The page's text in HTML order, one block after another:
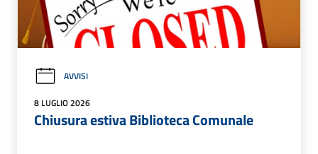
AVVISI
8 LUGLIO 2026
Chiusura estiva Biblioteca Comunale